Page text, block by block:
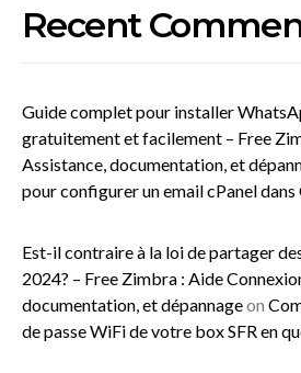
Recent
Guide complet pour installer
gratuitement et facilement – Free
Assistance, documentation, et
pour configurer un email cPanel
Est-il contraire à la loi de partager
2024? – Free Zimbra : Aide
documentation, et dépannageon
de passe WiFi de votre box SFR en